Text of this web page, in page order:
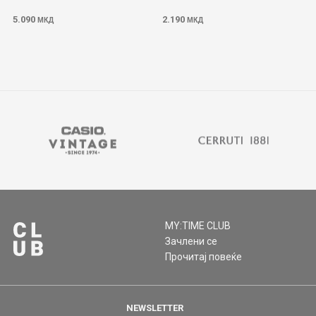
5.090 МКД 2.190 МКД
MY:TIME CLUB
Зачлени се
Прочитај повеќе
NEWSLETTER